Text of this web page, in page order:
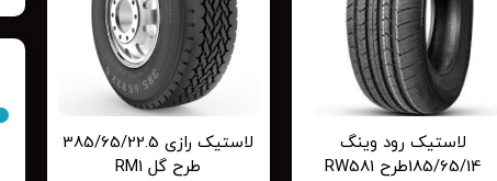
لاستیک رود وینگ
185/65/14طرح RW581
لاستیک رازی 385/65/22.5
طرح گل RM1